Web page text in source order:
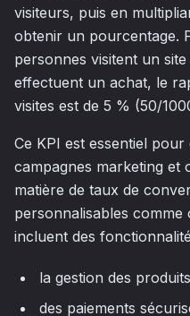
visiteurs, puis en
obtenir un pourcentage.
personnes visitent un
effectuent un achat, le
visites est de 5 % (50/
Ce KPI est essentiel
campagnes marketing et
matière de taux de
personnalisables
incluent des
la gestion des produits
des paiements